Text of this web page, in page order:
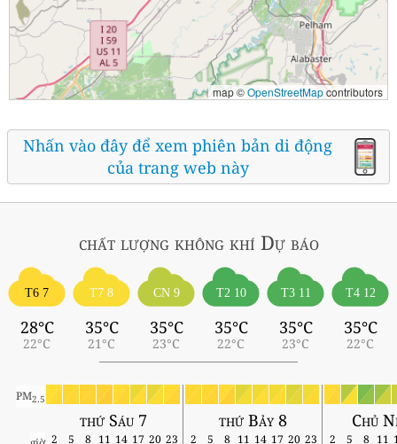
map ©OpenStreetMapcontributors
Nhấn vào đây để xem phiên bản di động
của trang web này
chất lượng không khí Dự báo
T6 7
28°C
22°C
T7 8
35°C
21°C
CN 9
35°C
23°C
T2 10
35°C
22°C
T3 11
35°C
23°C
T4 12
35°C
22°C
PM2.5
thứ Sáu 7 thứ Bảy 8 Chủ
2 5 8 11 14 17 20 23 2 5 8 11 14 17 20 23 2 5 8 11